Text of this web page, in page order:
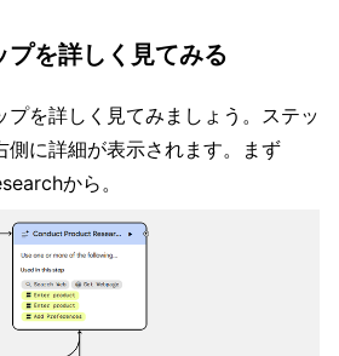
プを詳しく見てみる
プを詳しく見てみましょう。ステッ
側に詳細が表示されます。まず
から。